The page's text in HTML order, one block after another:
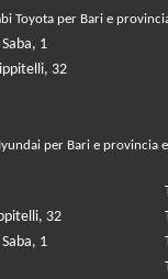
Toyota per Bari e
1
32
per Bari e provincia
32
1